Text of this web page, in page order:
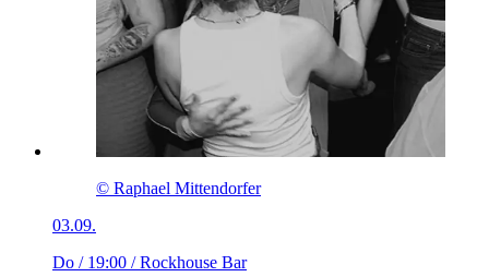
© Raphael Mittendorfer
03.09.
Do / 19:00 / Rockhouse Bar